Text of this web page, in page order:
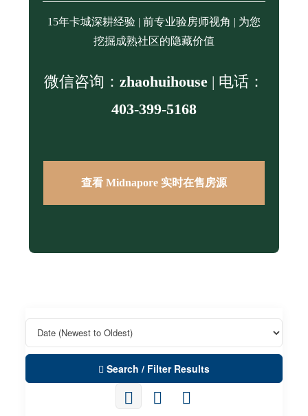
15年卡城深耕经验 | 前专业验房师视角 | 为您
挖掘成熟社区的隐藏价值
微信咨询： zhaohuihouse | 电话：
403-399-5168
查看 Midnapore 实时在售房源
Search / Filter Results